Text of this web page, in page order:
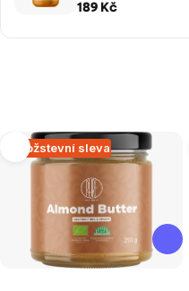
g
189 Kč
Výpis
produktů
Množstevní sleva